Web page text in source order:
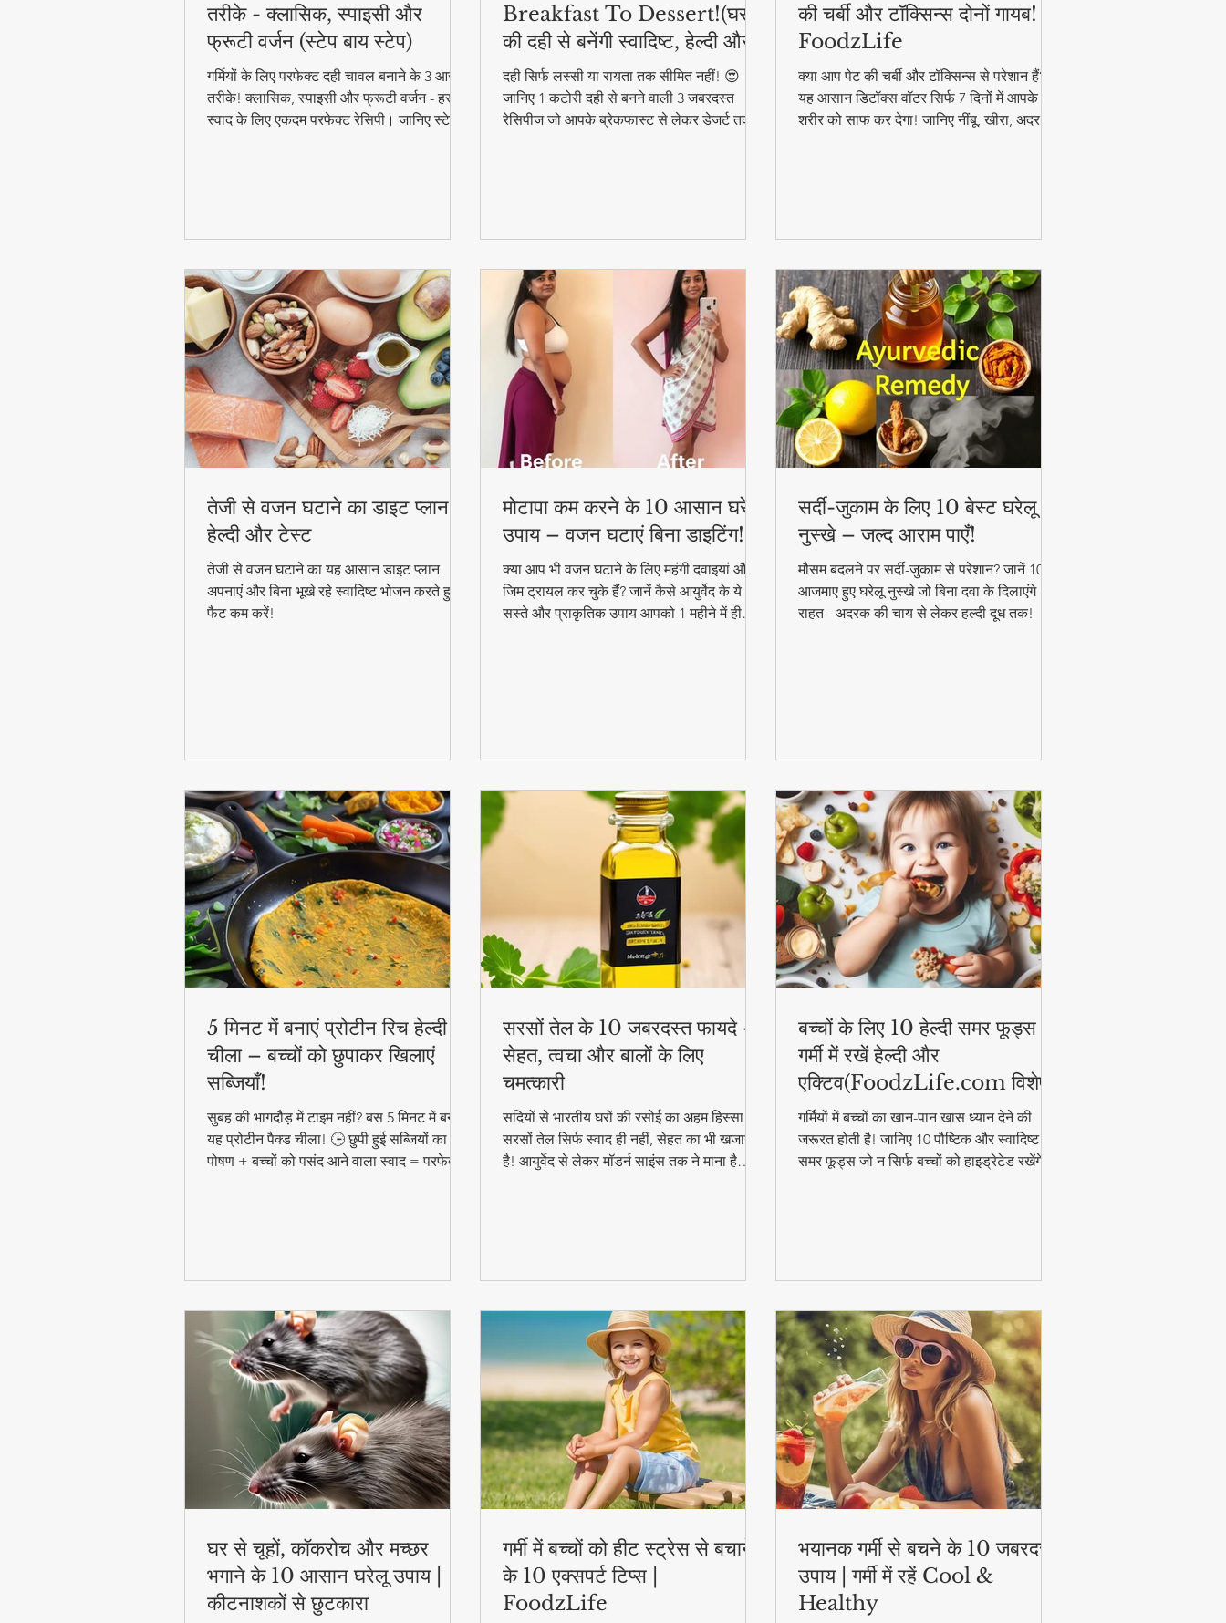
तरीके - क्लासिक, स्पाइसी और
फ्रूटी वर्जन (स्टेप बाय स्टेप)
गर्मियों के लिए परफेक्ट दही चावल बनाने के 3 आसान
तरीके! क्लासिक, स्पाइसी और फ्रूटी वर्जन - हर
स्वाद के लिए एकदम परफेक्ट रेसिपी। जानिए स्टेप
Breakfast To Dessert!(घर
की दही से बनेंगी स्वादिष्ट, हेल्दी और
आसान डिशेज)
दही सिर्फ लस्सी या रायता तक सीमित नहीं! 😍
जानिए 1 कटोरी दही से बनने वाली 3 जबरदस्त
रेसिपीज जो आपके ब्रेकफास्ट से लेकर डेजर्ट तक
की चर्बी और टॉक्सिन्स दोनों गायब! |
FoodzLife
क्या आप पेट की चर्बी और टॉक्सिन्स से परेशान हैं?
यह आसान डिटॉक्स वॉटर सिर्फ 7 दिनों में आपके
शरीर को साफ कर देगा! जानिए नींबू, खीरा, अदरक
तेजी से वजन घटाने का डाइट प्लान –
हेल्दी और टेस्ट
तेजी से वजन घटाने का यह आसान डाइट प्लान
अपनाएं और बिना भूखे रहे स्वादिष्ट भोजन करते हुए
फैट कम करें!
मोटापा कम करने के 10 आसान घरेलू
उपाय – वजन घटाएं बिना डाइटिंग!
क्या आप भी वजन घटाने के लिए महंगी दवाइयां और
जिम ट्रायल कर चुके हैं? जानें कैसे आयुर्वेद के ये
सस्ते और प्राकृतिक उपाय आपको 1 महीने में ही
सर्दी-जुकाम के लिए 10 बेस्ट घरेलू
नुस्खे – जल्द आराम पाएँ!
मौसम बदलने पर सर्दी-जुकाम से परेशान? जानें 10
आजमाए हुए घरेलू नुस्खे जो बिना दवा के दिलाएंगे
राहत - अदरक की चाय से लेकर हल्दी दूध तक!
5 मिनट में बनाएं प्रोटीन रिच हेल्दी
चीला – बच्चों को छुपाकर खिलाएं
सब्जियाँ!
सुबह की भागदौड़ में टाइम नहीं? बस 5 मिनट में बनाएं
यह प्रोटीन पैक्ड चीला! 🕒 छुपी हुई सब्जियों का
पोषण + बच्चों को पसंद आने वाला स्वाद = परफेक्ट
सरसों तेल के 10 जबरदस्त फायदे -
सेहत, त्वचा और बालों के लिए
चमत्कारी
सदियों से भारतीय घरों की रसोई का अहम हिस्सा रहा
सरसों तेल सिर्फ स्वाद ही नहीं, सेहत का भी खजाना
है! आयुर्वेद से लेकर मॉडर्न साइंस तक ने माना है
बच्चों के लिए 10 हेल्दी समर फूड्स |
गर्मी में रखें हेल्दी और
एक्टिव(FoodzLife.com विशेष)
गर्मियों में बच्चों का खान-पान खास ध्यान देने की
जरूरत होती है! जानिए 10 पौष्टिक और स्वादिष्ट
समर फूड्स जो न सिर्फ बच्चों को हाइड्रेटेड रखेंगे,
घर से चूहों, कॉकरोच और मच्छर
भगाने के 10 आसान घरेलू उपाय |
कीटनाशकों से छुटकारा
गर्मी में बच्चों को हीट स्ट्रेस से बचाने
के 10 एक्सपर्ट टिप्स |
FoodzLife
भयानक गर्मी से बचने के 10 जबरदस्त
उपाय | गर्मी में रहें Cool &
Healthy